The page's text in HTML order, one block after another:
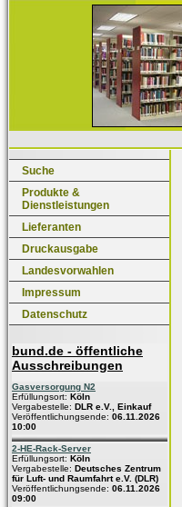
Suche
Produkte &
Dienstleistungen
Lieferanten
Druckausgabe
Landesvorwahlen
Impressum
Datenschutz
bund.de - öffentliche
Ausschreibungen
Gasversorgung N2
Erfüllungsort: Köln
Vergabestelle: DLR e.V., Einkauf
Veröffentlichungsende: 06.11.2026
10:00
2-HE-Rack-Server
Erfüllungsort: Köln
Vergabestelle: Deutsches Zentrum
für Luft- und Raumfahrt e.V. (DLR)
Veröffentlichungsende: 06.11.2026
09:00